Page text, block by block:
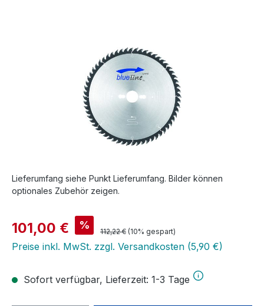
Lieferumfang siehe Punkt Lieferumfang. Bilder können
optionales Zubehör zeigen.
Verkaufspreis:
101,00 € % Regulärer Preis:
112,22 € (10% gespart)
Preise inkl. MwSt. zzgl. Versandkosten (5,90 €)
Sofort verfügbar, Lieferzeit: 1-3 Tage